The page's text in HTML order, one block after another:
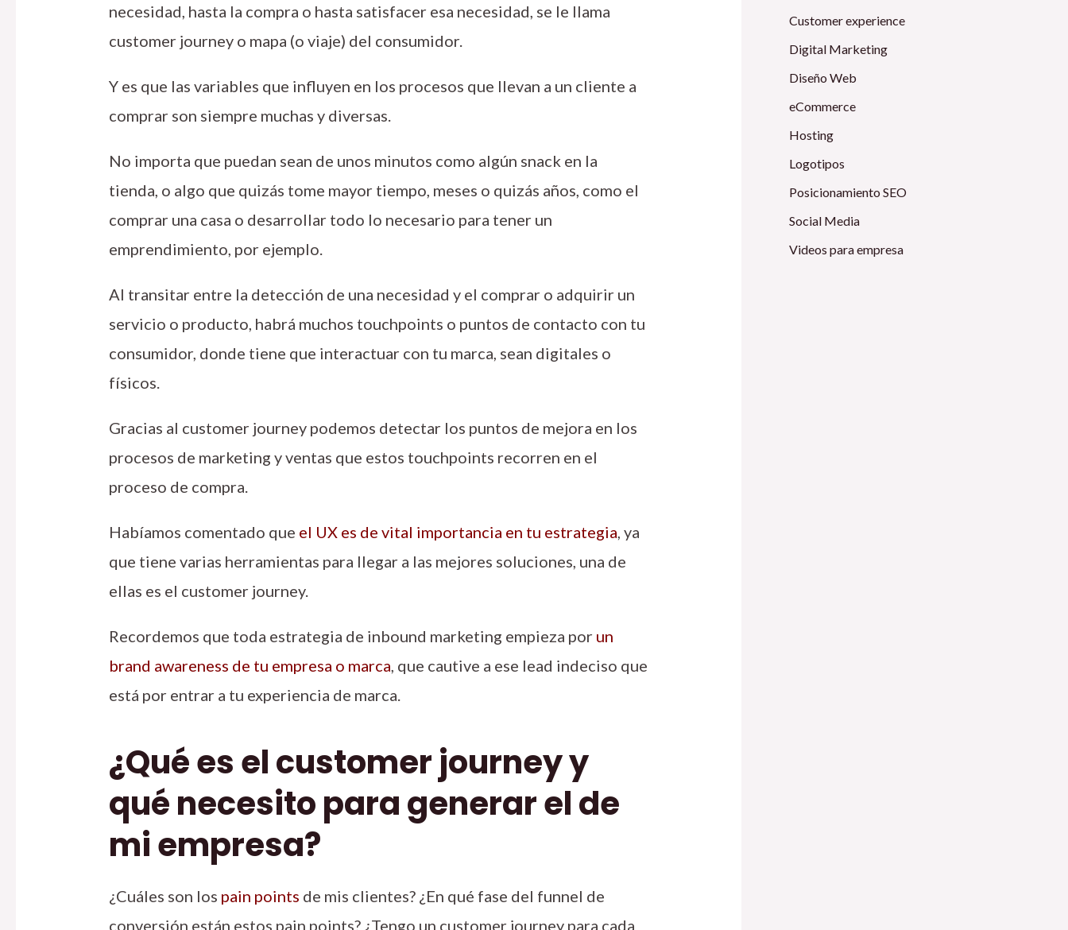
necesidad, hasta la compra o hasta satisfacer esa necesidad, se le llama
customer journey o mapa (o viaje) del consumidor.
Y es que las variables que influyen en los procesos que llevan a un cliente a
comprar son siempre muchas y diversas.
No importa que puedan sean de unos minutos como algún snack en la
tienda, o algo que quizás tome mayor tiempo, meses o quizás años, como el
comprar una casa o desarrollar todo lo necesario para tener un
emprendimiento, por ejemplo.
Al transitar entre la detección de una necesidad y el comprar o adquirir un
servicio o producto, habrá muchos touchpoints o puntos de contacto con tu
consumidor, donde tiene que interactuar con tu marca, sean digitales o
físicos.
Gracias al customer journey podemos detectar los puntos de mejora en los
procesos de marketing y ventas que estos touchpoints recorren en el
proceso de compra.
Habíamos comentado que el UX es de vital importancia en tu estrategia, ya
que tiene varias herramientas para llegar a las mejores soluciones, una de
ellas es el customer journey.
Recordemos que toda estrategia de inbound marketing empieza por un
brand awareness de tu empresa o marca, que cautive a ese lead indeciso que
está por entrar a tu experiencia de marca.
¿Qué es el customer journey y
qué necesito para generar el de
mi empresa?
¿Cuáles son los pain points de mis clientes? ¿En qué fase del funnel de
conversión están estos pain points? ¿Tengo un customer journey para cada
Customer experience
Digital Marketing
Diseño Web
eCommerce
Hosting
Logotipos
Posicionamiento SEO
Social Media
Videos para empresa